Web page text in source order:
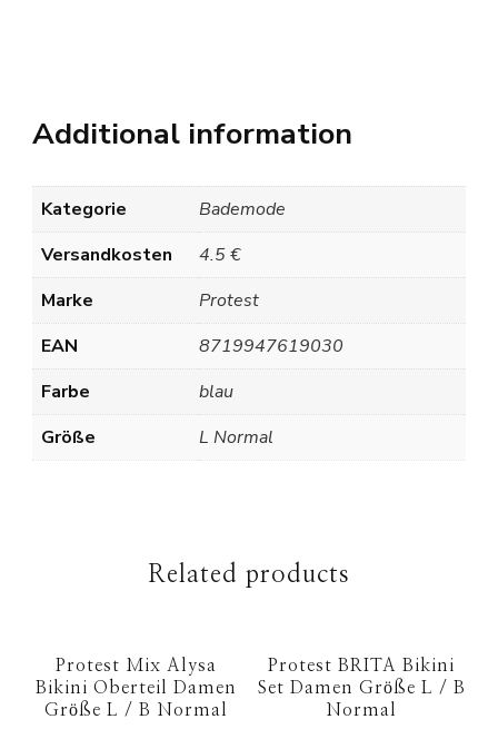
Additional information
Kategorie
Bademode
Versandkosten
4.5 €
Marke
Protest
EAN
8719947619030
Farbe
blau
Größe
L Normal
Related products
Protest Mix Alysa
Bikini Oberteil Damen
Größe L / B Normal
Protest BRITA Bikini
Set Damen Größe L / B
Normal